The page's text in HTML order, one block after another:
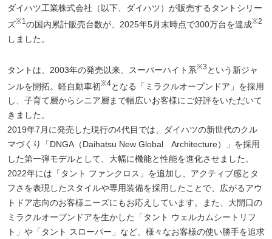
ダイハツ工業株式会社（以下、ダイハツ）が販売するタントシリー
ズ※1 の国内累計販売台数が、2025年5月末時点で300万台を達成※2
しました。
タントは、2003年の発売以来、スーパーハイト系※3 という新ジャ
ンルを開拓。軽自動車初※4となる「ミラクルオープンドア」を採用
し、子育て層からシニア層まで幅広いお客様にご好評をいただいて
きました。
2019年7月に発売した現行の4代目では、ダイハツの新世代のクル
マづくり「DNGA（Daihatsu New Global Architecture）」を採用
した第一弾モデルとして、大幅に機能と性能を進化させました。
2022年には「タント ファンクロス」を追加し、アクティブ感とタ
フさを表現したスタイルや専用装備を採用したことで、広がるアウ
トドア志向のお客様ニーズにもお応えしています。また、大開口の
ミラクルオープンドアを生かした「タント ウェルカムシートリフ
ト」や「タント スローパー」など、様々なお客様の使い勝手を追求